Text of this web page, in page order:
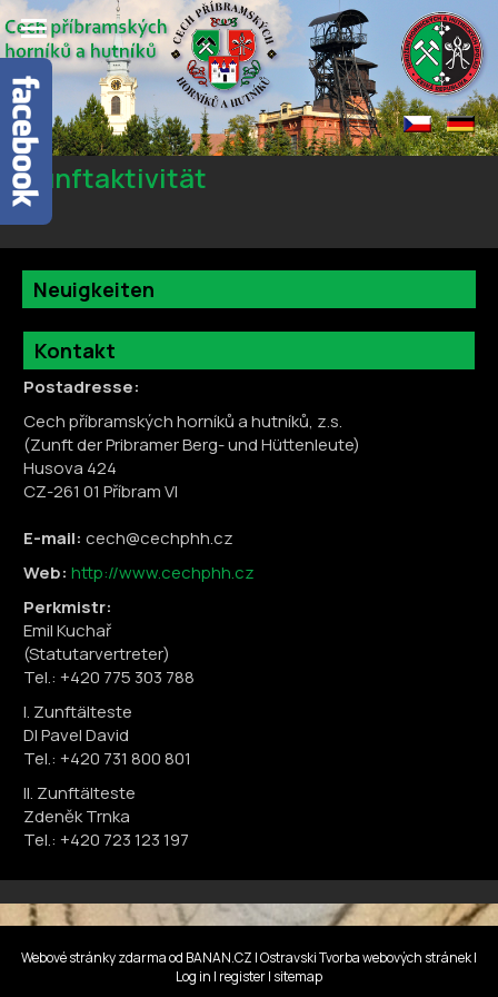
Zunftaktivität
Neuigkeiten
Kontakt
Postadresse:
Cech příbramských horníků a hutníků, z.s.
(Zunft der Pribramer Berg- und Hüttenleute)
Husova 424
CZ-261 01 Příbram VI
E-mail: cech@cechphh.cz
Web: http://www.cechphh.cz
Perkmistr:
Emil Kuchař
(Statutarvertreter)
Tel.: +420 775 303 788
I. Zunftälteste
DI Pavel David
Tel.: +420 731 800 801
II. Zunftälteste
Zdeněk Trnka
Tel.: +420 723 123 197
Webové stránky zdarmaod BANAN.CZ |Ostravski Tvorba webových stránek|
Log in | register| sitemap